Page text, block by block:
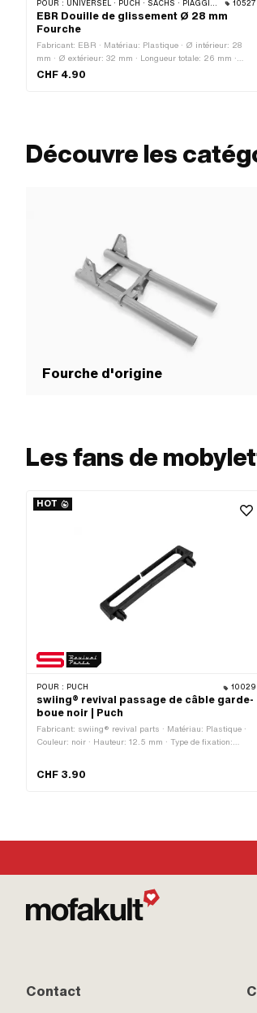
POUR : UNIVERSEL · PUCH · SACHS · PIAGGIO · ZÜNDAPP BELMONDO 10527
EBR Douille de glissement Ø 28 mm
Fourche
Fabricant: EBR · Matériau: Plastique · Ø intérieur: 28
mm · Ø extérieur: 32 mm · Longueur totale: 26 mm ·
Couleur: noir
CHF 4.90
Découvre les
Fourche d'origine
Les fans de
HOT
POUR : PUCH 10029
swiing® revival passage de câble garde-
boue noir | Puch
Fabricant: swiing® revival parts · Matériau: Plastique ·
Couleur: noir · Hauteur: 12.5 mm · Type de fixation:
CHF 3.90
Contact